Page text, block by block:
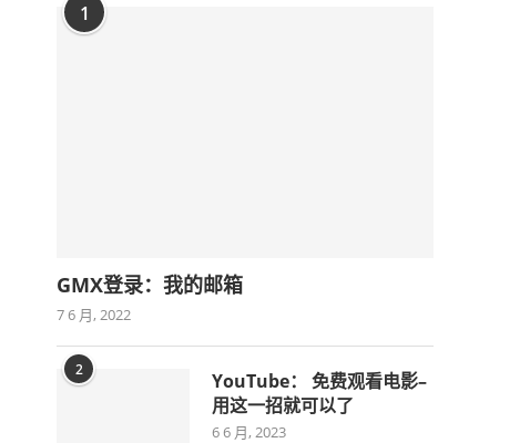
1
GMX登录：我的邮箱
7 6 月, 2022
2
YouTube： 免费观看电影–
用这一招就可以了
6 6 月, 2023